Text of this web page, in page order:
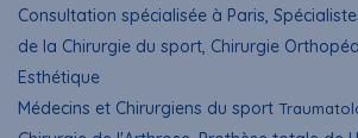
Consultation spécialisée à Paris,
de la Chirurgie du sport, Chirurgie
Esthétique
Médecins et Chirurgiens du sport